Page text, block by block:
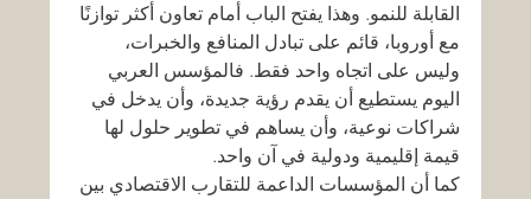
القابلة للنمو. وهذا يفتح الباب أمام تعاون أكثر توازنًا
مع أوروبا، قائم على تبادل المنافع والخبرات،
وليس على اتجاه واحد فقط. فالمؤسس العربي
اليوم يستطيع أن يقدم رؤية جديدة، وأن يدخل في
شراكات نوعية، وأن يساهم في تطوير حلول لها
قيمة إقليمية ودولية في آن واحد.
كما أن المؤسسات الداعمة للتقارب الاقتصادي بين